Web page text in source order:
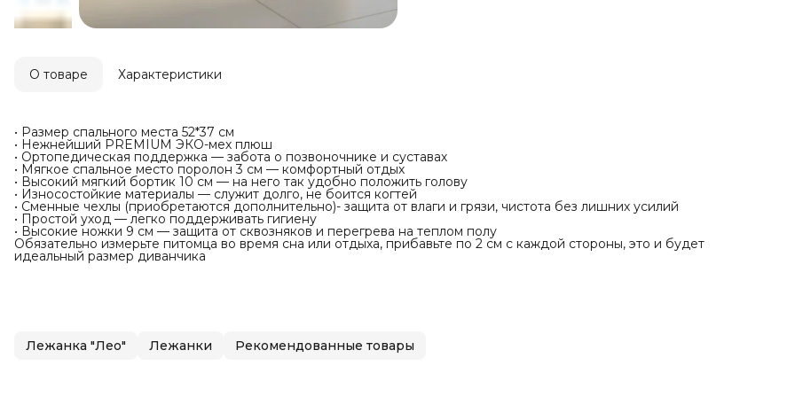
О товаре Характеристики
• Размер спального места 52*37 см
• Нежнейший PREMIUM ЭКО-мех плюш
• Ортопедическая поддержка — забота о позвоночнике и суставах
• Мягкое спальное место поролон 3 см — комфортный отдых
• Высокий мягкий бортик 10 см — на него так удобно положить голову
• Износостойкие материалы — служит долго, не боится когтей
• Сменные чехлы (приобретаются дополнительно)- защита от влаги и грязи, чистота без лишних усилий
• Простой уход — легко поддерживать гигиену
• Высокие ножки 9 см — защита от сквозняков и перегрева на теплом полу
Обязательно измерьте питомца во время сна или отдыха, прибавьте по 2 см с каждой стороны, это и будет
идеальный размер диванчика
Лежанка "Лео" Лежанки Рекомендованные товары